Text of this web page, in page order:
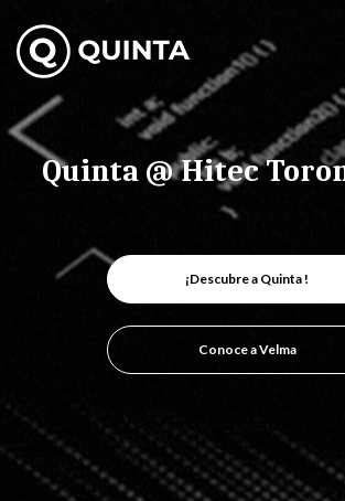
content
Quinta @ Hitec
¡Descubre a Quinta !
Conoce a Velma